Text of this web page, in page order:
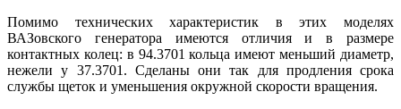
Помимо технических характеристик в этих моделях
ВАЗовского генератора имеются отличия и в размере
контактных колец: в 94.3701 кольца имеют меньший диаметр,
нежели у 37.3701. Сделаны они так для продления срока
службы щеток и уменьшения окружной скорости вращения.